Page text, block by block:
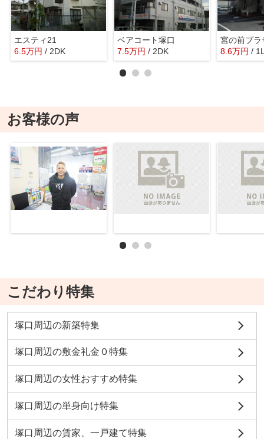
エスティ21
6.5万円 / 2DK
ベアコート塚口
7.5万円 / 2DK
宮の前プラ
8.6万円 /
お客様の声
こだわり特集
塚口周辺の新築特集
塚口周辺の敷金礼金０特集
塚口周辺の女性おすすめ特集
塚口周辺の単身向け特集
塚口周辺の賃家、一戸建て特集